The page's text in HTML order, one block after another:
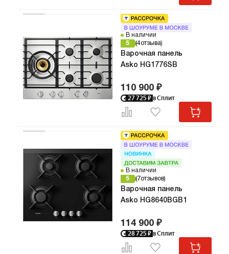
В наличии
5
4отзыва
Варочная панель
Asko HG1776SB
110 900 ₽
27 725 ₽ в Сплит
В наличии
5
7отзывов
Варочная панель
Asko HG8640BGB1
114 900 ₽
28 725 ₽ в Сплит